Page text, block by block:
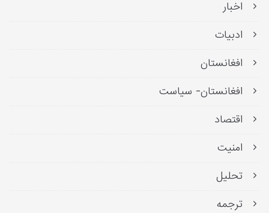
اخبار
ادبیات
افغانستان
افغانستان- سیاست
اقتصاد
امنیت
تحلیل
ترجمه